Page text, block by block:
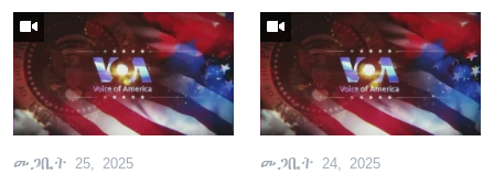
መጋቢት 25, 2025 መጋቢት 24, 2025